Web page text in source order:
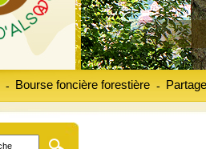
Bourse foncière forestière
- -